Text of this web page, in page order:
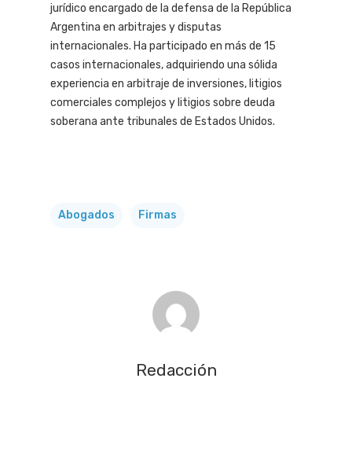
jurídico encargado de la defensa de la República
Argentina en arbitrajes y disputas
internacionales. Ha participado en más de 15
casos internacionales, adquiriendo una sólida
experiencia en arbitraje de inversiones, litigios
comerciales complejos y litigios sobre deuda
soberana ante tribunales de Estados Unidos.
Abogados Firmas
Redacción